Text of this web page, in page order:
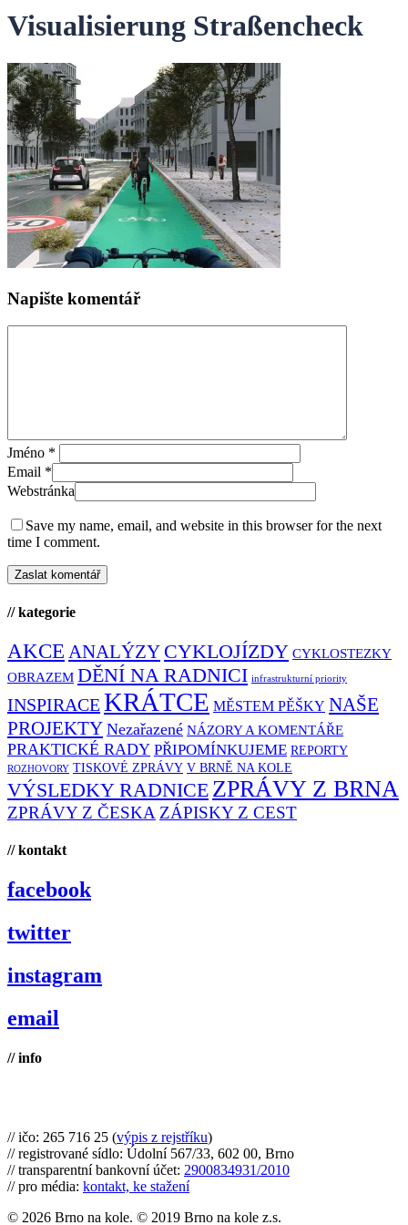
Visualisierung Straßencheck
Napište komentář
Jméno *
Email *
Webstránka
Save my name, email, and website in this browser for the next
time I comment.
// kategorie
AKCE ANALÝZY CYKLOJÍZDY CYKLOSTEZKY
OBRAZEM DĚNÍ NA RADNICI infrastrukturní priority
INSPIRACEKRÁTCE MĚSTEM PĚŠKY NAŠE
PROJEKTY Nezařazené NÁZORY A KOMENTÁŘE
PRAKTICKÉ RADY PŘIPOMÍNKUJEME REPORTY
ROZHOVORY TISKOVÉ ZPRÁVY V BRNĚ NA KOLE
VÝSLEDKY RADNICE ZPRÁVY Z BRNA
ZPRÁVY Z ČESKA ZÁPISKY Z CEST
// kontakt
facebook
twitter
instagram
email
// info
// ičo: 265 716 25 (výpis z rejstříku)
// registrované sídlo: Údolní 567/33, 602 00, Brno
// transparentní bankovní účet: 2900834931/2010
// pro média: kontakt, ke stažení
© 2026 Brno na kole. © 2019 Brno na kole z.s.